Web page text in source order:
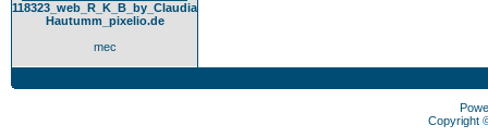
118323_web_R_K_B_by_Claudia
Hautumm_pixelio.de
mec
Copyright